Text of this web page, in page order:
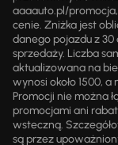
aaaauto.pl/
cenie. Zniżka jest
danego pojazdu z
sprzedaży. Liczba
aktualizowana na
wynosi około 1500,
Promocji nie można
promocjami ani
wsteczną.
są przez